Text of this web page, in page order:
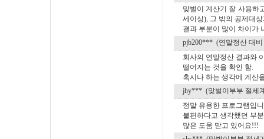
맞벌이 계산기 잘 사용하
세이상), 그 밖의 공제대
결과 부분이 많이 차이가
pjb200*** (연말정산 대
회사의 연말정산 결과와
떨어지는 것을 확인 함.
혹시나 하는 생각에 계산
jhy*** (맞벌이부부 절세
정말 유용한 프로그램입
불편하다고 생각했던 부
많은 도움 맏고 있어요!!!